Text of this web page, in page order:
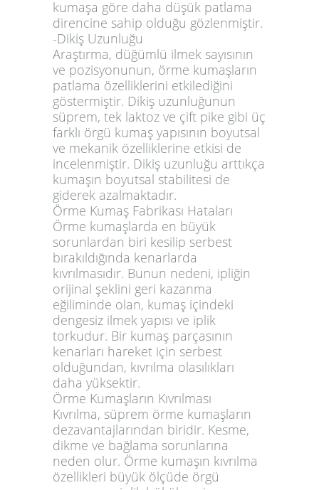
kumaşa göre daha düşük patlama
direncine sahip olduğu gözlenmiştir.
-Dikiş Uzunluğu
Araştırma, düğümlü ilmek sayısının
ve pozisyonunun, örme kumaşların
patlama özelliklerini etkilediğini
göstermiştir. Dikiş uzunluğunun
süprem, tek laktoz ve çift pike gibi üç
farklı örgü kumaş yapısının boyutsal
ve mekanik özelliklerine etkisi de
incelenmiştir. Dikiş uzunluğu arttıkça
kumaşın boyutsal stabilitesi de
giderek azalmaktadır.
Örme Kumaş Fabrikası Hataları
Örme kumaşlarda en büyük
sorunlardan biri kesilip serbest
bırakıldığında kenarlarda
kıvrılmasıdır. Bunun nedeni, ipliğin
orijinal şeklini geri kazanma
eğiliminde olan, kumaş içindeki
dengesiz ilmek yapısı ve iplik
torkudur. Bir kumaş parçasının
kenarları hareket için serbest
olduğundan, kıvrılma olasılıkları
daha yüksektir.
Örme Kumaşların Kıvrılması
Kıvrılma, süprem örme kumaşların
dezavantajlarından biridir. Kesme,
dikme ve bağlama sorunlarına
neden olur. Örme kumaşın kıvrılma
özellikleri büyük ölçüde örgü